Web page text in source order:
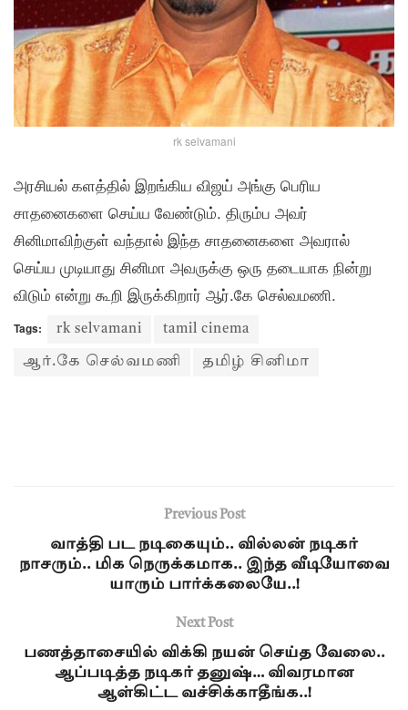
rk selvamani
அரசியல் களத்தில் இறங்கிய விஜய் அங்கு பெரிய
சாதனைகளை செய்ய வேண்டும். திரும்ப அவர்
சினிமாவிற்குள் வந்தால் இந்த சாதனைகளை அவரால்
செய்ய முடியாது சினிமா அவருக்கு ஒரு தடையாக நின்று
விடும் என்று கூறி இருக்கிறார் ஆர்.கே செல்வமணி.
Tags: rk selvamani tamil cinema
ஆர்.கே செல்வமணி தமிழ் சினிமா
Previous Post
வாத்தி பட நடிகையும்.. வில்லன் நடிகர்
நாசரும்.. மிக நெருக்கமாக.. இந்த வீடியோவை
யாரும் பார்க்கலையே..!
Next Post
பணத்தாசையில் விக்கி நயன் செய்த வேலை..
ஆப்படித்த நடிகர் தனுஷ்… விவரமான
ஆள்கிட்ட வச்சிக்காதீங்க..!